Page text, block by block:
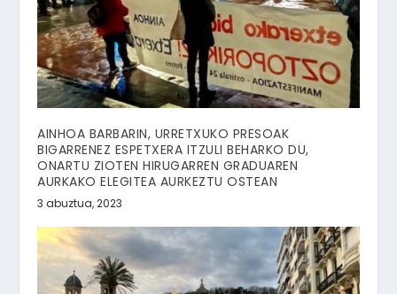
AINHOA BARBARIN, URRETXUKO PRESOAK
BIGARRENEZ ESPETXERA ITZULI BEHARKO DU,
ONARTU ZIOTEN HIRUGARREN GRADUAREN
AURKAKO ELEGITEA AURKEZTU OSTEAN
3 abuztua, 2023